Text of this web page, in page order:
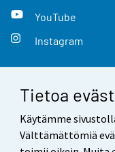
Tietoa
Käytämme
Välttämättömiä
YouTube
Instagram
Yhteystiedot
Palaute